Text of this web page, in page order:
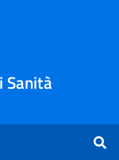
Sanità